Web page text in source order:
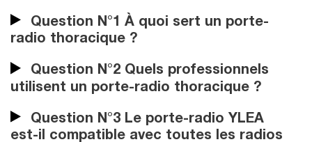
Question N°1 À quoi sert un porte-
radio thoracique ?
Question N°2 Quels professionnels
utilisent un porte-radio thoracique ?
Question N°3 Le porte-radio YLEA
est-il compatible avec toutes les radios